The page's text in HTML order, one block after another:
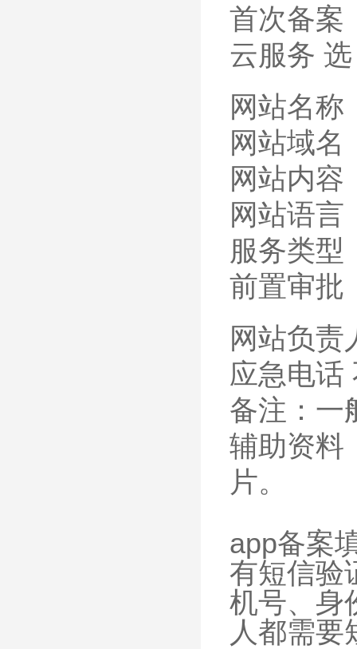
首次备案
云服务
网站名称
网站域名
网站内容
网站语言
服务类型
前置审批
网站负责
应急电话
备注：一
辅助资料
片。
app备案
有短信验
机号、身
人都需要